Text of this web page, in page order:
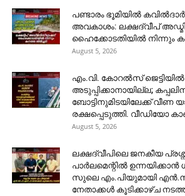
പണ്ടാരം ഭൂമിയിൽ
അവകാശം: ലക്ഷദ്വീപ്
ഹൈക്കോടതിയിൽ നിന്നും
August 5, 2026
​എം.വി. കോറൽസ് ജെട്ടിയിൽ
അടുപ്പിക്കാനായില്ല;
ബോട്ടിനുമിടയിലേക്ക് വീണ
രക്ഷപ്പെടുത്തി. വീഡിയോ
August 5, 2026
ലക്ഷദ്വീപിലെ ജനകീയ
പാർലമെന്റിൽ
സുലെ എം.പിയുമായി
നേതാക്കൾ കൂടിക്കാഴ്ച